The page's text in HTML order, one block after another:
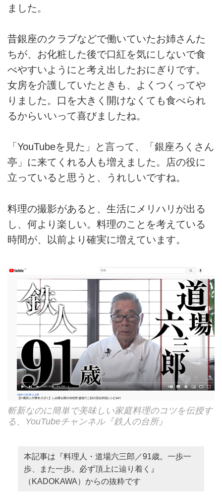
ました。
昔銀座のクラブなどで働いていたお姉さんた
ちが、お化粧した後で口紅を気にしないで食
べやすいようにと考え出したおにぎりです。
女房を介護していたときも、よくつくってや
りました。口を大きく開けなくても食べられ
るからいいって喜びましたね。
「YouTubeを見た」と言って、「銀座ろくさん
亭」に来てくれる人も増えました。店の役に
立っていると思うと、うれしいですね。
料理の撮影があると、生活にメリハリが出る
し、何より楽しい。料理のことを考えている
時間が、以前より確実に増えています。
斬新なのに簡単で美味しい家庭料理のコツを伝授す
る、YouTubeチャンネル『鉄人の台所』
本記事は『料理人・道場六三郎／91歳。一歩一
歩、また一歩。必ず頂上に辿り着く』
（KADOKAWA）からの抜粋です